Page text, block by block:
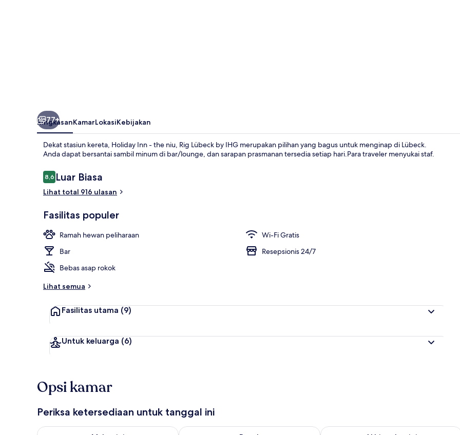
77+
RingkasanKamarLokasiKebijakan
Dekat stasiun kereta, Holiday Inn - the niu, Rig Lübeck by IHG merupakan pilihan yang bagus untuk menginap di Lübeck.
Anda dapat bersantai sambil minum di bar/lounge, dan sarapan prasmanan tersedia setiap hari.Para traveler menyukai staf.
Ulasan
8,68,6 dari 10
Luar Biasa
Lihat total 916 ulasan
Fasilitas populer
Ramah hewan peliharaan
Wi-Fi Gratis
Bar
Resepsionis 24/7
Bebas asap rokok
Lihat semua
Fasilitas utama (9)
Untuk keluarga (6)
Opsi kamar
Periksa ketersediaan untuk tanggal ini
Periksa ketersediaan untuk malam ini Agu 7 - Agu 8Periksa ketersediaan untuk besok Agu 8 - Agu 9Periksa ketersediaan untuk akhir